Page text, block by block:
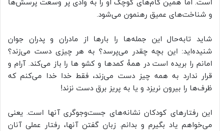
است. اما همین گام‌های کوچک او را به وادی پر وسعت پرسش‌ها
و شناخت‌های عمیق رهنمون می‌شود.
شاید تابه‌حال این جمله‌ها را بارها از مادران و پدران جوان
شنیده‌اید: این بچه چقدر می‌پرسد؟ به هر چیزی دست می‌زند؟
امانم را بریده است در همۀ کمدها و کشو ها را باز می‌کند. آرام و
قرار ندارد به همه چیز دست می‌زند، فقط خدا خدا می‌کنم که
ظرف‌ها را بیرون نریزد و یا به پریز برق دست نزند!
این رفتارهای کودکان نشانه‌های جست‌وجوگری آنها است. یعنی
می‌خواهم یاد بگیرم و بدانم. زبان گفتن آنها، رفتار عملی آنان